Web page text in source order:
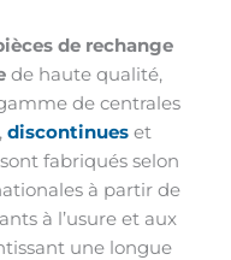
de rechange
de haute qualité,
de centrales
discontinues et
fabriqués selon
à partir de
à l’usure et aux
une longue